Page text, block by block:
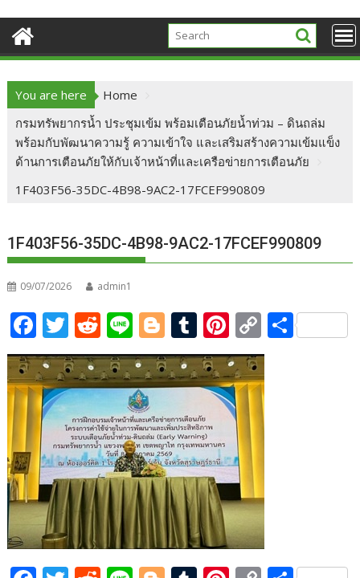
You are here
Home
กรมทรัพยากรน้ำ ประชุมเข้ม พร้อมเตือนภัยน้ำท่วม – ดินถล่ม
พร้อมกับพัฒนาความรู้ ความเข้าใจ และเสริมสร้างความเข้มแข็ง
ด้านการเตือนภัยให้กับเจ้าหน้าที่และเครือข่ายการเตือนภัย
1F403F56-35DC-4B98-9AC2-17FCEF990809
1F403F56-35DC-4B98-9AC2-17FCEF990809
09/07/2026 admin1
F
ac
e
b
o
o
k
T
w
itt
er
R
e
d
di
t
Li
n
e
Bl
o
g
er
T
u
m
bl
r
Pi
nt
er
e
st
C
o
p
y
Li
k
S